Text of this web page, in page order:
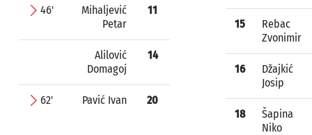
46'
Mihaljević
Petar
11
Alilović
Domagoj
14
62' Pavić Ivan 20
15
Rebac
Zvonimir
16
Džajkić
Josip
18
Šapina
Niko